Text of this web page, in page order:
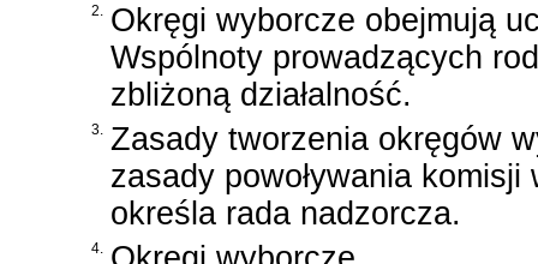
2.
Okręgi wyborcze obejmują
Wspólnoty prowadzących
zbliżoną działalność.
3.
Zasady tworzenia okręgów
zasady powoływania komisji
określa rada nadzorcza.
4.